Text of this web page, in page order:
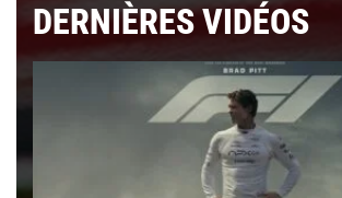
DERNIÈRES VIDÉOS